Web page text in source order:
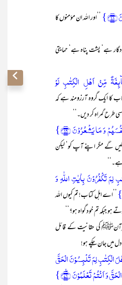
’’اور اللہ ان مؤمنوں کا
ہے‘ پشت پناہ ہے‘ حمایتی
مِّنۡ اَہۡلِ الۡکِتٰبِ لَوۡ
کا ایک گروہ آرزومند ہے کہ
گمراہ کر دیں۔‘‘
وَ مَا یَشۡعُرُوۡنَ ﴿۶۹﴾}
سکیں گے مگر اپنے آپ کو‘ لیکن
لِمَ تَکۡفُرُوۡنَ بِاٰیٰتِ اللّٰہِ وَ
’’اے اہل کتاب! تم کیوں اللہ
ہو جبکہ تم خود گواہ ہو؟‘‘
کی حقانیت کے قائل
دل میں جان چکے ہو!
الۡکِتٰبِ لِمَ تَلۡبِسُوۡنَ الۡحَقَّ
وَ اَنۡتُمۡ تَعۡلَمُوۡنَ ﴿٪۷۱﴾}